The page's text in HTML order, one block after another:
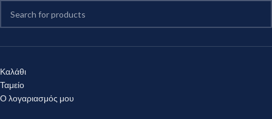
Καλάθι
Ταμείο
Ο λογαριασμός μου